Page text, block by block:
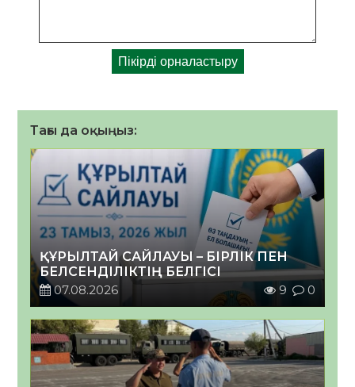
Тағы да оқыңыз:
ҚҰРЫЛТАЙ САЙЛАУЫ – БІРЛІК ПЕН
БЕЛСЕНДІЛІКТІҢ БЕЛГІСІ
07.08.2026
9 0